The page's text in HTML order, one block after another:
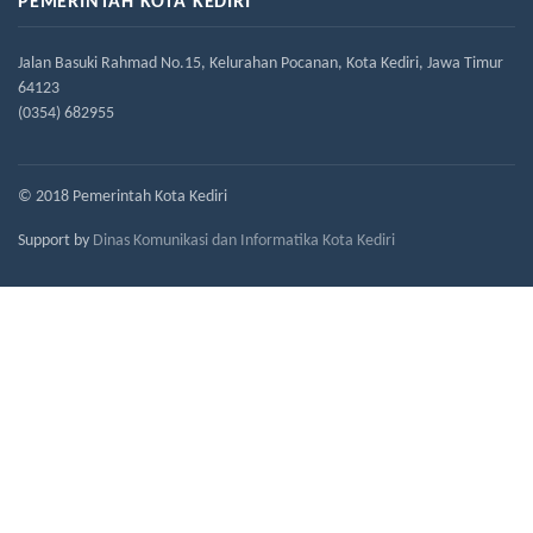
Jalan Basuki Rahmad No.15, Kelurahan Pocanan, Kota Kediri, Jawa Timur
64123
(0354) 682955
© 2018 Pemerintah Kota Kediri
Support by Dinas Komunikasi dan Informatika Kota Kediri